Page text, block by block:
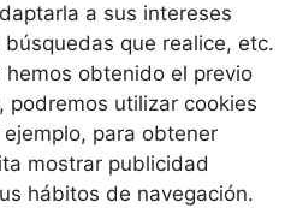
a sus intereses
que realice, etc.
obtenido el previo
utilizar cookies
para obtener
mostrar publicidad
hábitos de navegación.